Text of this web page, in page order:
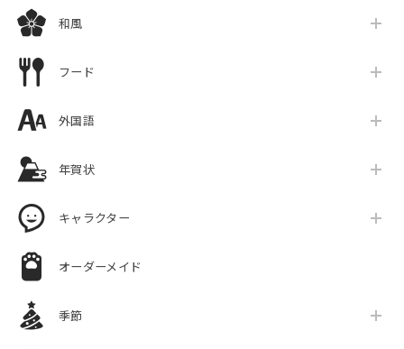
和風
フード
外国語
年賀状
キャラクター
オーダーメイド
季節